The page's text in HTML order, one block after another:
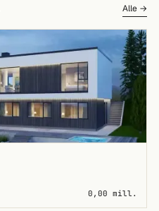
Alle →
0,00 mill.